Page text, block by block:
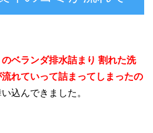
のベランダ排水詰まり 割れた洗
れていって詰まってしまったの
込んできました。